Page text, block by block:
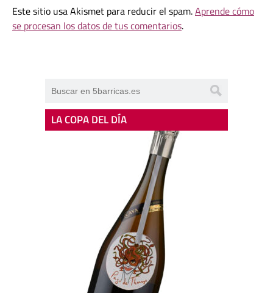
Este sitio usa Akismet para reducir el spam.Aprende cómo
se procesan los datos de tus comentarios.
LA COPA DEL DÍA